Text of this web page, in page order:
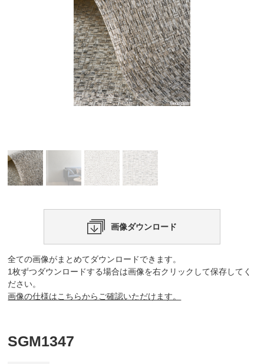
画像ダウンロード
全ての画像がまとめてダウンロードできます。
1枚ずつダウンロードする場合は画像を右クリックして保存してく
ださい。
画像の仕様はこちらからご確認いただけます。
SGM1347